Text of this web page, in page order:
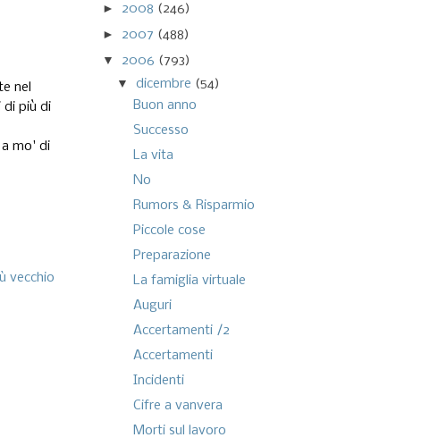
nel
di più di
a mo' di
vecchio
► 2008 (246)
► 2007 (488)
▼ 2006 (793)
▼dicembre (54)
Buon anno
Successo
La vita
No
Rumors & Risparmio
Piccole cose
Preparazione
La famiglia virtuale
Auguri
Accertamenti /2
Accertamenti
Incidenti
Cifre a vanvera
Morti sul lavoro